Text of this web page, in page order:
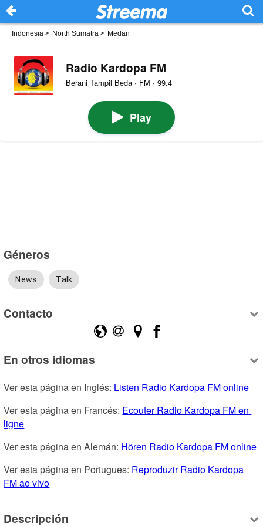
Indonesia > North Sumatra > Medan
Radio Kardopa FM
Berani Tampil Beda · FM · 99.4
Play
Géneros
News Talk
Contacto
En otros idiomas
Ver esta página en Inglés: Listen Radio Kardopa FM online
Ver esta página en Francés: Ecouter Radio Kardopa FM en
ligne
Ver esta página en Alemán: Hören Radio Kardopa FM online
Ver esta página en Portugues: Reproduzir Radio Kardopa
FM ao vivo
Descripción